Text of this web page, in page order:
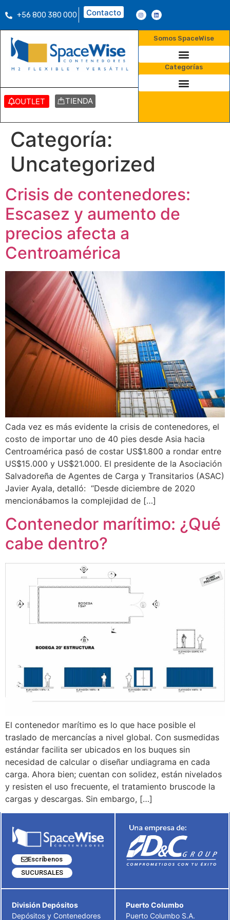
+56 800 380 000 Contacto
OUTLET TIENDA
Somos SpaceWise
Categorías
Categoría:
Uncategorized
Crisis de contenedores:
Escasez y aumento de
precios afecta a
Centroamérica
Cada vez es más evidente la crisis de contenedores, el
costo de importar uno de 40 pies desde Asia hacia
Centroamérica pasó de costar US$1.800 a rondar entre
US$15.000 y US$21.000. El presidente de la Asociación
Salvadoreña de Agentes de Carga y Transitarios (ASAC)
Javier Ayala, detalló: “Desde diciembre de 2020
mencionábamos la complejidad de […]
Contenedor marítimo: ¿Qué
cabe dentro?
El contenedor marítimo es lo que hace posible el
traslado de mercancías a nivel global. Con susmedidas
estándar facilita ser ubicados en los buques sin
necesidad de calcular o diseñar undiagrama en cada
carga. Ahora bien; cuentan con solidez, están nivelados
y resisten el uso frecuente, el tratamiento bruscode la
cargas y descargas. Sin embargo, […]
Escríbenos
SUCURSALES
División Depósitos
Depósitos y Contenedores
Puerto Columbo
Puerto Columbo S.A.